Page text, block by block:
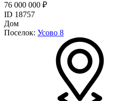
76 000 000 ₽
ID 18757
Дом
Поселок: Усово 8